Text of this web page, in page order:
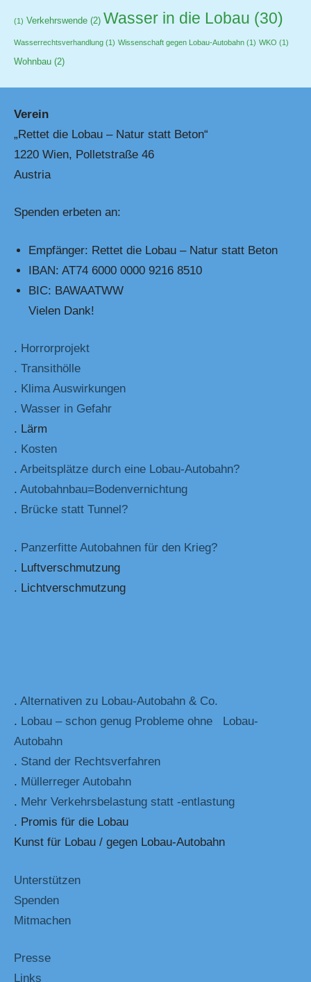
(1) Verkehrswende (2) Wasser in die Lobau (30)
Wasserrechtsverhandlung (1) Wissenschaft gegen Lobau-Autobahn (1) WKO (1)
Wohnbau (2)
Verein
„Rettet die Lobau – Natur statt Beton“
1220 Wien, Polletstraße 46
Austria
Spenden erbeten an:
Empfänger: Rettet die Lobau – Natur statt Beton
IBAN: AT74 6000 0000 9216 8510
BIC: BAWAATWW
Vielen Dank!
. Horrorprojekt
. Transithölle
. Klima Auswirkungen
. Wasser in Gefahr
. Lärm
. Kosten
. Arbeitsplätze durch eine Lobau-Autobahn?
. Autobahnbau=Bodenvernichtung
. Brücke statt Tunnel?
. Panzerfitte Autobahnen für den Krieg?
. Luftverschmutzung
. Lichtverschmutzung
. Alternativen zu Lobau-Autobahn & Co.
. Lobau – schon genug Probleme ohne Lobau-
Autobahn
. Stand der Rechtsverfahren
. Müllerreger Autobahn
. Mehr Verkehrsbelastung statt -entlastung
. Promis für die Lobau
Kunst für Lobau / gegen Lobau-Autobahn
Unterstützen
Spenden
Mitmachen
Presse
Links